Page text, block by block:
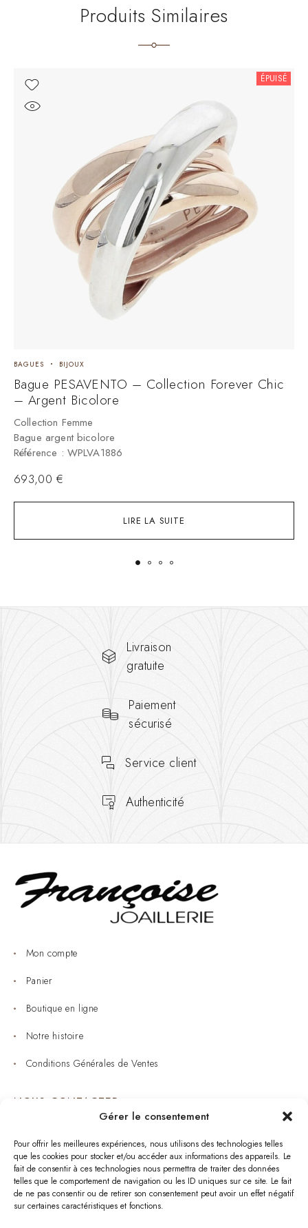
Gérer le consentement
Pour offrir les meilleures expériences, nous utilisons des technologies telles
que les cookies pour stocker et/ou accéder aux informations des appareils. Le
fait de consentir à ces technologies nous permettra de traiter des données
telles que le comportement de navigation ou les ID uniques sur ce site. Le fait
de ne pas consentir ou de retirer son consentement peut avoir un effet négatif
sur certaines caractéristiques et fonctions.
Produits Similaires
ÉPUISÉ
LIRE LA SUITE
BAGUES BIJOUX
Bague PESAVENTO – Collection Forever Chic
– Argent Bicolore
Collection Femme
Bague argent bicolore
Référence : WPLVA1886
693,00 €
Livraison
gratuite
Paiement
sécurisé
Service client
Authenticité
Mon compte
Panier
Boutique en ligne
Notre histoire
Conditions Générales de Ventes
NOUS CONTACTER
Bijouterie : 05 53 53 64 11
Mardi au Samedi: 09:00 - 19:00
bijouterie.lavergne@orange.fr